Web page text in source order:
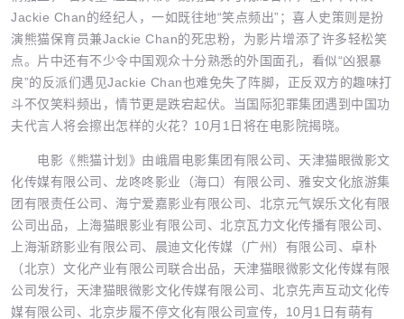
Jackie Chan的经纪人，一如既往地“笑点频出”；喜人史策则是扮
演熊猫保育员兼Jackie Chan的死忠粉，为影片增添了许多轻松笑
点。片中还有不少令中国观众十分熟悉的外国面孔，看似“凶狠暴
戾”的反派们遇见Jackie Chan也难免失了阵脚，正反双方的趣味打
斗不仅笑料频出，情节更是跌宕起伏。当国际犯罪集团遇到中国功
夫代言人将会擦出怎样的火花？10月1日将在电影院揭晓。
电影《熊猫计划》由峨眉电影集团有限公司、天津猫眼微影文
化传媒有限公司、龙咚咚影业（海口）有限公司、雅安文化旅游集
团有限责任公司、海宁爱嘉影业有限公司、北京元气娱乐文化有限
公司出品，上海猫眼影业有限公司、北京瓦力文化传播有限公司、
上海渐跻影业有限公司、晨迪文化传媒（广州）有限公司、卓朴
（北京）文化产业有限公司联合出品，天津猫眼微影文化传媒有限
公司发行，天津猫眼微影文化传媒有限公司、北京先声互动文化传
媒有限公司、北京步履不停文化有限公司宣传，10月1日有萌有